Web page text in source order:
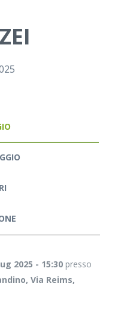
2025 - 15:30 presso
Via Reims,